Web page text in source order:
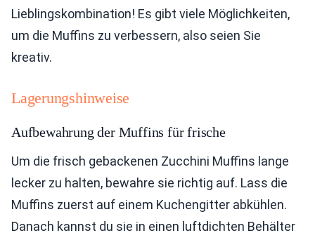
Lieblingskombination! Es gibt viele Möglichkeiten,
um die Muffins zu verbessern, also seien Sie
kreativ.
Lagerungshinweise
Aufbewahrung der Muffins für frische
Um die frisch gebackenen Zucchini Muffins lange
lecker zu halten, bewahre sie richtig auf. Lass die
Muffins zuerst auf einem Kuchengitter abkühlen.
Danach kannst du sie in einen luftdichten Behälter